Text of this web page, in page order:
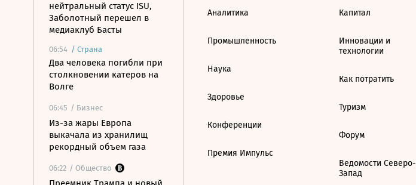
нейтральный статус ISU,
Заболотный перешел в
медиаклуб Басты
06:54 / Страна
Два человека погибли при
столкновении катеров на
Волге
06:45 / Бизнес
Из-за жары Европа
выкачала из хранилищ
рекордный объем газа
06:22 / Общество
Аналитика
Промышленность
Наука
Здоровье
Конференции
Премия Импульс
Капитал
Инновации и
технологии
Как потратить
Туризм
Форум
Ведомости Северо-
Запад